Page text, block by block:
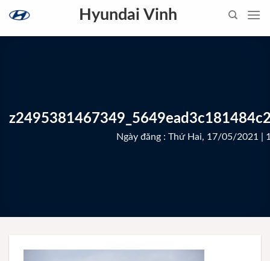
content
Hyundai Vinh
Ngày đăng : Thứ Hai, 17/05/2021 |